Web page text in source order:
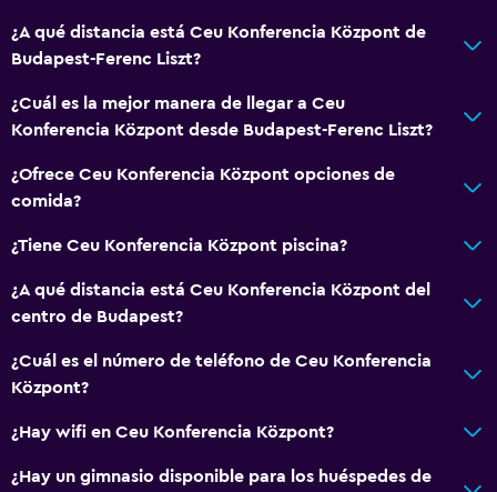
Cajero automático/banco
Servicio de despertador
Caja fuerte
Instalaciones para reuniones
Acceso con tarjeta
Recepción 24 horas
Horno
Cocina
Cocineta
¿A qué distancia está Ceu Konferencia Központ de
Budapest-Ferenc Liszt?
¿Cuál es la mejor manera de llegar a Ceu
Konferencia Központ desde Budapest-Ferenc Liszt?
¿Ofrece Ceu Konferencia Központ opciones de
comida?
¿Tiene Ceu Konferencia Központ piscina?
¿A qué distancia está Ceu Konferencia Központ del
centro de Budapest?
¿Cuál es el número de teléfono de Ceu Konferencia
Központ?
¿Hay wifi en Ceu Konferencia Központ?
¿Hay un gimnasio disponible para los huéspedes de